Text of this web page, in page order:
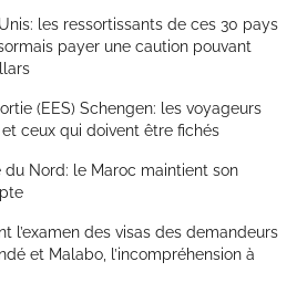
les ressortissants de ces 30 pays
payer une caution pouvant
(EES) Schengen: les voyageurs
ceux qui doivent être fichés
du Nord: le Maroc maintient son
l’examen des visas des demandeurs
et Malabo, l’incompréhension à